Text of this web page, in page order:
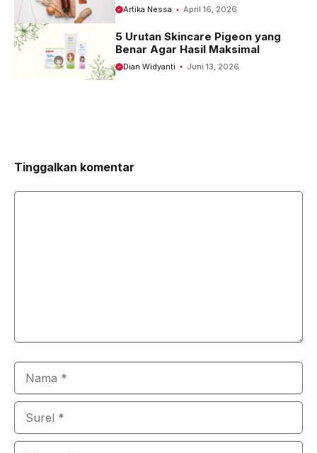
Artika Nessa April 16, 2026
5 Urutan Skincare Pigeon yang
Benar Agar Hasil Maksimal
Dian Widyanti Juni 13, 2026
Tinggalkan komentar